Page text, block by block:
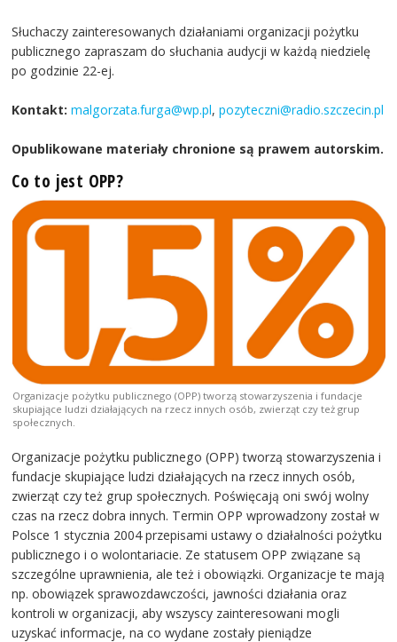
Słuchaczy zainteresowanych działaniami organizacji pożytku
publicznego zapraszam do słuchania audycji w każdą niedzielę
po godzinie 22-ej.
Kontakt: malgorzata.furga@wp.pl,pozyteczni@radio.szczecin.pl
Opublikowane materiały chronione są prawem autorskim.
Co to jest OPP?
Organizacje pożytku publicznego (OPP) tworzą stowarzyszenia i fundacje
skupiające ludzi działających na rzecz innych osób, zwierząt czy też grup
społecznych.
Organizacje pożytku publicznego (OPP) tworzą stowarzyszenia i
fundacje skupiające ludzi działających na rzecz innych osób,
zwierząt czy też grup społecznych. Poświęcają oni swój wolny
czas na rzecz dobra innych. Termin OPP wprowadzony został w
Polsce 1 stycznia 2004 przepisami ustawy o działalności pożytku
publicznego i o wolontariacie. Ze statusem OPP związane są
szczególne uprawnienia, ale też i obowiązki. Organizacje te mają
np. obowiązek sprawozdawczości, jawności działania oraz
kontroli w organizacji, aby wszyscy zainteresowani mogli
uzyskać informacje, na co wydane zostały pieniądze